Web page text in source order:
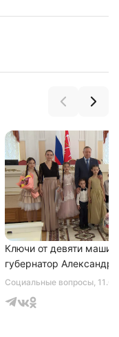
Социальные вопросы,
Ключи от девяти машин
губернатор Александр
вы